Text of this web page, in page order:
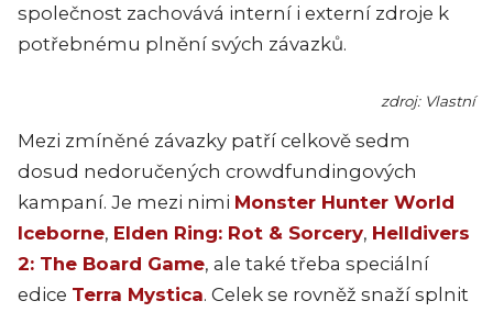
společnost zachovává interní i externí zdroje k
potřebnému plnění svých závazků.
zdroj: Vlastní
Mezi zmíněné závazky patří celkově sedm
dosud nedoručených crowdfundingových
kampaní. Je mezi nimi Monster Hunter World
Iceborne, Elden Ring: Rot & Sorcery, Helldivers
2: The Board Game, ale také třeba speciální
edice Terra Mystica. Celek se rovněž snaží splnit